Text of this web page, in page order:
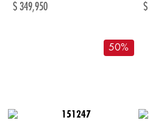
$349,950 $
50%